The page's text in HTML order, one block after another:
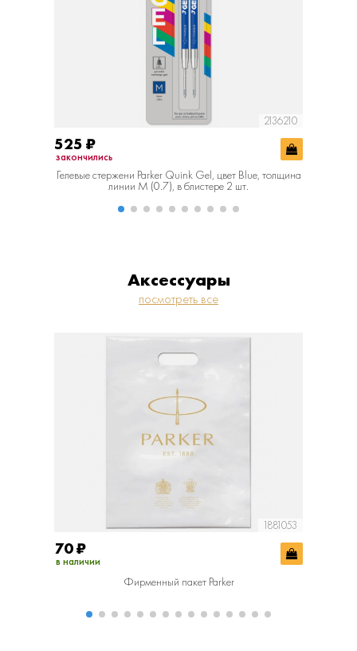
2136210
525 ₽
закончились
Гелевые стержени Parker Quink Gel, цвет Blue, толщина
линии M (0.7), в блистере 2 шт.
Аксессуары
посмотреть все
1881053
70₽
в наличии
Фирменный пакет Parker